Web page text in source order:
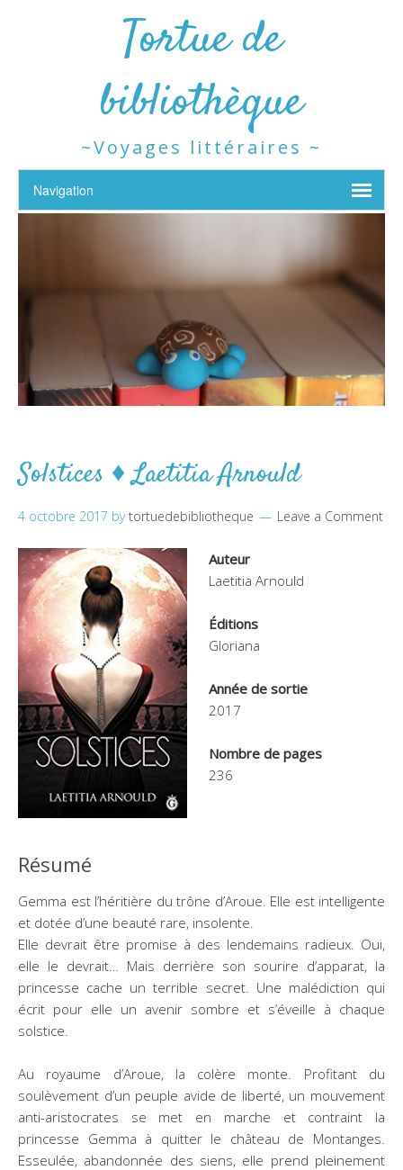
Tortue de
bibliothèque
~Voyages littéraires ~
Solstices ♦ Laetitia Arnould
4 octobre 2017 bytortuedebibliotheque Leave a Comment
Auteur
Laetitia Arnould
Éditions
Gloriana
Année de sortie
2017
Nombre de pages
236
Résumé
Gemma est l’héritière du trône d’Aroue. Elle est intelligente
et dotée d’une beauté rare, insolente.
Elle devrait être promise à des lendemains radieux. Oui,
elle le devrait… Mais derrière son sourire d’apparat, la
princesse cache un terrible secret. Une malédiction qui
écrit pour elle un avenir sombre et s’éveille à chaque
solstice.
Au royaume d’Aroue, la colère monte. Profitant du
soulèvement d’un peuple avide de liberté, un mouvement
anti-aristocrates se met en marche et contraint la
princesse Gemma à quitter le château de Montanges.
Esseulée, abandonnée des siens, elle prend pleinement